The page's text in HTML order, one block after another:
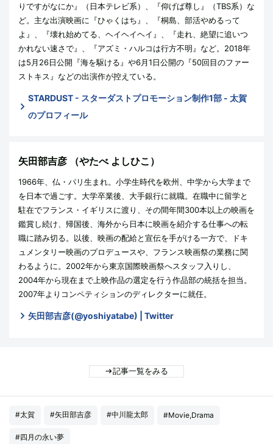
りですがなにか』（日本テレビ系）、『仰げば尊し』（TBS系）な
ど。主な出演映画に『ひゃくはち』、『桐島、部活やめるって
よ』、『壊れ始めてる、ヘイヘイヘイ』、『走れ、絶望に追いつ
かれない速さで』、『アズミ・ハルコは行方不明』など。2018年
は5月26日公開『海を駆ける』や6月1日公開の『50回目のファー
ストキス』などの出演作が控えている。
STARDUST - スターダストプロモーション制作1部 - 太賀
のプロフィール
矢田部吉彦 （やたべ よしひこ）
1966年、仏・パリ生まれ。小学生時代を欧州、中学から大学まで
を日本で過ごす。大学卒業後、大手銀行に就職。在職中に留学と
駐在でフランス・イギリスに渡り、その間年間300本以上の映画を
鑑賞し続け、帰国後、海外から日本に映画を紹介する仕事への転
職に踏み切る。以後、映画の配給と宣伝を手がける一方で、ドキ
ュメンタリー映画のプロデュースや、フランス映画祭の業務に関
わるように。2002年から東京国際映画祭へスタッフ入りし、
2004年から現在まで上映作品の選定を行う作品部の統括を担当。
2007年よりコンペティションのディレクターに就任。
矢田部吉彦(@yoshiyatabe) | Twitter
記事一覧をみる
#太賀 #矢田部吉彦 #中川龍太郎 #Movie,Drama
#四月の永い夢